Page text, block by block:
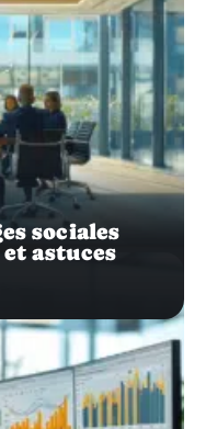
sociales
astuces